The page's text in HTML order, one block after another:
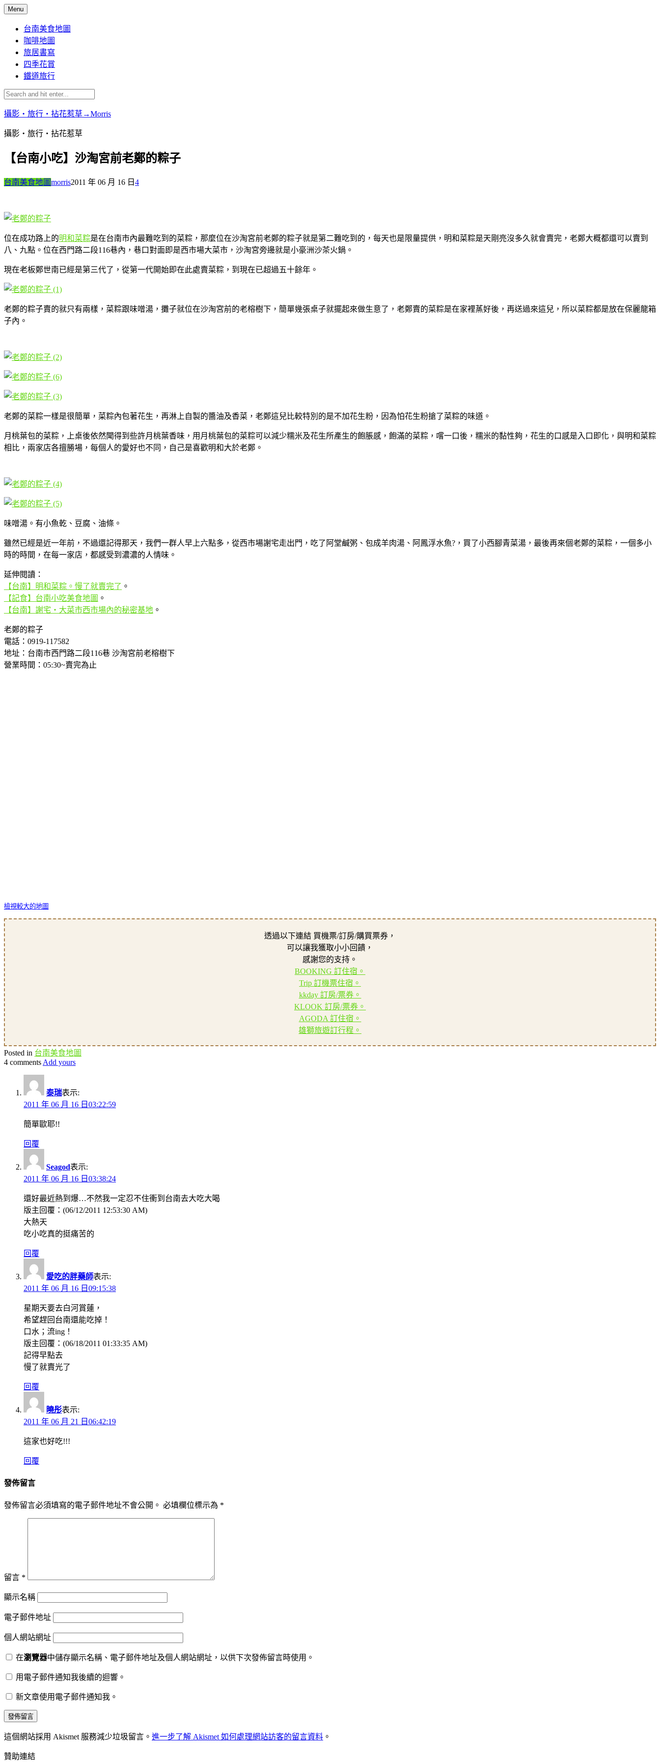
Skip
to
content
Menu
台南美食地圖
咖啡地圖
旅居書寫
四季花賞
鐵道旅行
攝影‧旅行‧拈花惹草→Morris
攝影‧旅行‧拈花惹草
【台南小吃】沙淘宮前老鄭的粽子
台南美食地圖morris2011 年 06 月 16 日 4
位在成功路上的明和菜粽是在台南市內最難吃到的菜粽，那麼位在沙淘宮前老鄭的粽子就是第二難吃到的，每天也是限量提供，明和菜粽是天剛亮沒多久就會賣完，老鄭大概都還可以賣到
八、九點。位在西門路二段116巷內，巷口對面即是西市場大菜市，沙淘宮旁邊就是小豪洲沙茶火鍋。
現在老板鄭世南已經是第三代了，從第一代開始即在此處賣菜粽，到現在已超過五十餘年。
老鄭的粽子賣的就只有兩樣，菜粽跟味噌湯，攤子就位在沙淘宮前的老榕樹下，簡單幾張桌子就擺起來做生意了，老鄭賣的菜粽是在家裡蒸好後，再送過來這兒，所以菜粽都是放在保麗龍箱
子內。
老鄭的菜粽一樣是很簡單，菜粽內包著花生，再淋上自製的醬油及香菜，老鄭這兒比較特別的是不加花生粉，因為怕花生粉搶了菜粽的味道。
月桃葉包的菜粽，上桌後依然聞得到些許月桃葉香味，用月桃葉包的菜粽可以減少糯米及花生所產生的飽脹感，飽滿的菜粽，嚐一口後，糯米的黏性夠，花生的口感是入口即化，與明和菜粽
相比，兩家店各擅勝場，每個人的愛好也不同，自己是喜歡明和大於老鄭。
味噌湯。有小魚乾、豆腐、油條。
雖然已經是近一年前，不過還記得那天，我們一群人早上六點多，從西市場謝宅走出門，吃了阿堂鹹粥、包成羊肉湯、阿鳳浮水魚?，買了小西腳青菜湯，最後再來個老鄭的菜粽，一個多小
時的時間，在每一家店，都感受到濃濃的人情味。
延伸閱讀：
【台南】明和菜粽。慢了就賣完了 。
【記食】台南小吃美食地圖 。
【台南】謝宅‧大菜市西市場內的秘密基地 。
老鄭的粽子
電話：0919-117582
地址：台南市西門路二段116巷 沙淘宮前老榕樹下
營業時間：05:30~賣完為止
檢視較大的地圖
透過以下連結 買機票/訂房/購買票券，
可以讓我獲取小小回饋，
感謝您的支持。
BOOKING 訂住宿。
Trip 訂機票住宿。
kkday 訂房/票券。
KLOOK 訂房/票券。
AGODA 訂住宿。
雄獅旅遊訂行程。
Posted in 台南美食地圖
4 comments Add yours
泰瑞表示:
2011 年 06 月 16 日03:22:59
簡單歐耶!!
回覆
Seagod表示:
2011 年 06 月 16 日03:38:24
還好最近熱到爆…不然我一定忍不住衝到台南去大吃大喝
版主回覆：(06/12/2011 12:53:30 AM)
大熱天
吃小吃真的挺痛苦的
回覆
愛吃的胖藥師表示:
2011 年 06 月 16 日09:15:38
星期天要去白河賞蓮，
希望趕回台南還能吃掉！
口水；流ing！
版主回覆：(06/18/2011 01:33:35 AM)
記得早點去
慢了就賣光了
回覆
曉彤表示:
2011 年 06 月 21 日06:42:19
這家也好吃!!!
回覆
發佈留言
發佈留言必須填寫的電子郵件地址不會公開。 必填欄位標示為 *
留言 *
顯示名稱
電子郵件地址
個人網站網址
在瀏覽器中儲存顯示名稱、電子郵件地址及個人網站網址，以供下次發佈留言時使用。
用電子郵件通知我後續的迴響。
新文章使用電子郵件通知我。
這個網站採用 Akismet 服務減少垃圾留言。 進一步了解 Akismet 如何處理網站訪客的留言資料 。
贊助連結